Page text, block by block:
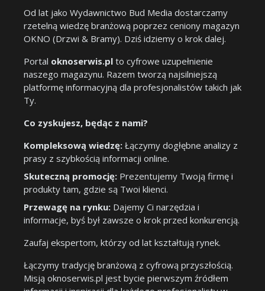
Od lat jako Wydawnictwo Bud Media dostarczamy
rzetelną wiedzę branżową poprzez ceniony magazyn
OKNO (Drzwi & Bramy). Dziś idziemy o krok dalej.
Portal oknoserwis.pl to cyfrowe uzupełnienie
naszego magazynu. Razem tworzą najsilniejszą
platformę informacyjną dla profesjonalistów takich jak
Ty.
Co zyskujesz, będąc z nami?
Kompleksową wiedzę: Łączymy dogłębne analizy z
prasy z szybkością informacji online.
Skuteczną promocję: Prezentujemy Twoją firmę i
produkty tam, gdzie są Twoi klienci.
Przewagę na rynku: Dajemy Ci narzędzia i
informacje, byś był zawsze o krok przed konkurencją.
Zaufaj ekspertom, którzy od lat kształtują rynek.
Łączymy tradycję branżową z cyfrową przyszłością.
Misją oknoserwis.pl jest bycie pierwszym źródłem